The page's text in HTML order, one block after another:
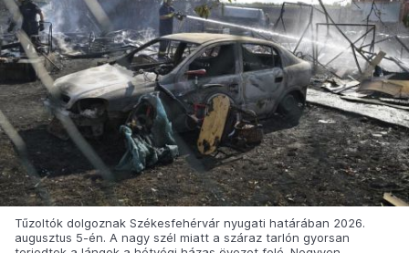
Tűzoltók dolgoznak Székesfehérvár nyugati határában 2026.
augusztus 5-én. A nagy szél miatt a száraz tarlón gyorsan